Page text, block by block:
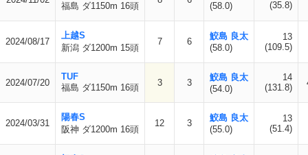
福島 ダ1150m 16頭
(58.0)
(35.8)
2024/08/17
上越S
新潟 ダ1200m 15頭
7 6
鮫島 良太
(58.0)
13
(109.5)
2024/07/20
TUF
福島 ダ1150m 16頭
3 3
鮫島 良太
(54.0)
14
(131.8)
2024/03/31
陽春S
阪神 ダ1200m 16頭
12 3
鮫島 良太
(55.0)
13
(51.4)